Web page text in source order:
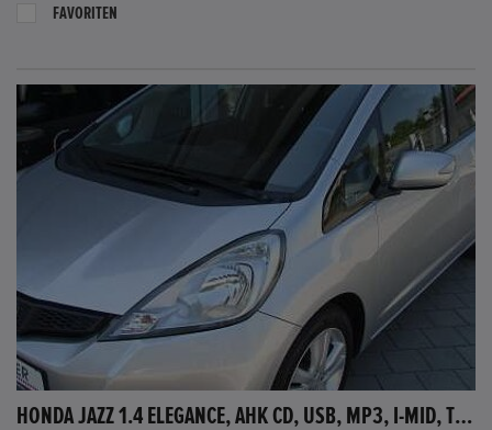
FAVORITEN
HONDA JAZZ 1.4 ELEGANCE, AHK CD, USB, MP3, I-MID, TEMPOMAT, AUX-IN